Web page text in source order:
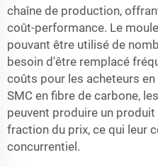
chaîne de production,
coût-performance. Le
pouvant être utilisé de
besoin d'être remplacé
coûts pour les acheteurs
SMC en fibre de carbone,
peuvent produire un
fraction du prix, ce qui leur
concurrentiel.